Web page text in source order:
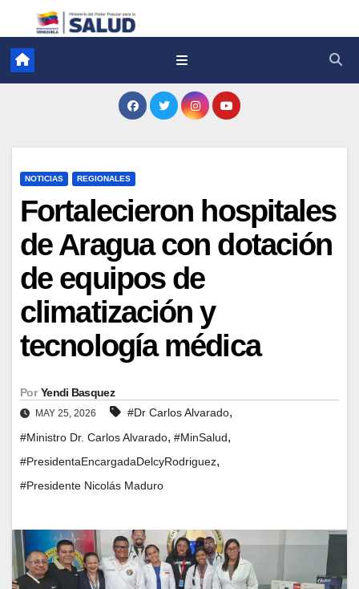
NOTICIAS REGIONALES
Fortalecieron hospitales
de Aragua con dotación
de equipos de
climatización y
tecnología médica
Por Yendi Basquez
MAY 25, 2026 #Dr Carlos Alvarado,
#Ministro Dr. Carlos Alvarado, #MinSalud,
#PresidentaEncargadaDelcyRodriguez,
#Presidente Nicolás Maduro